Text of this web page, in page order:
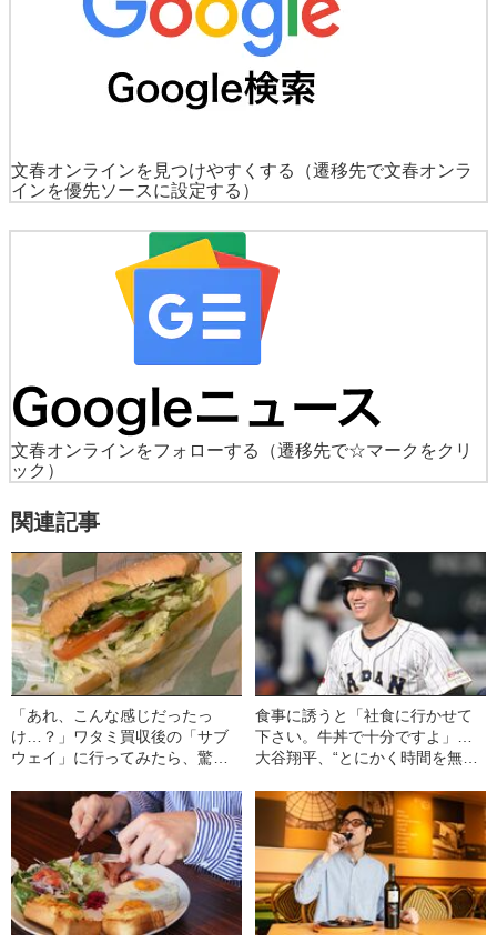
文春オンラインを見つけやすくする
（遷移先で文春オンラ
インを優先ソースに設定する）
文春オンラインをフォローする
（遷移先で☆マークをクリ
ック）
関連記事
「あれ、こんな感じだったっ
け…？」ワタミ買収後の「サブ
ウェイ」に行ってみたら、驚き
食事に誘うと「社食に行かせて
下さい。牛丼で十分ですよ」…
大谷翔平、“とにかく時間を無駄